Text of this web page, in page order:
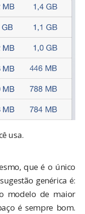
usa.
que é o único
genérica é:
modelo de maior
é sempre bom.